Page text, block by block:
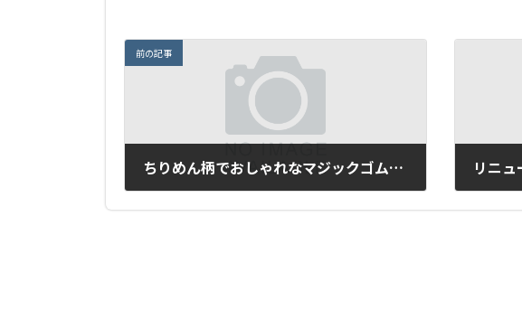
前の記事
ちりめん柄でおしゃれなマジックゴムバンド希